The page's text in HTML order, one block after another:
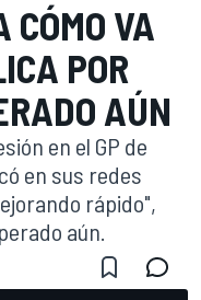
CÓMO VA
POR
AÚN
en el GP de
en sus redes
rápido",
aún.